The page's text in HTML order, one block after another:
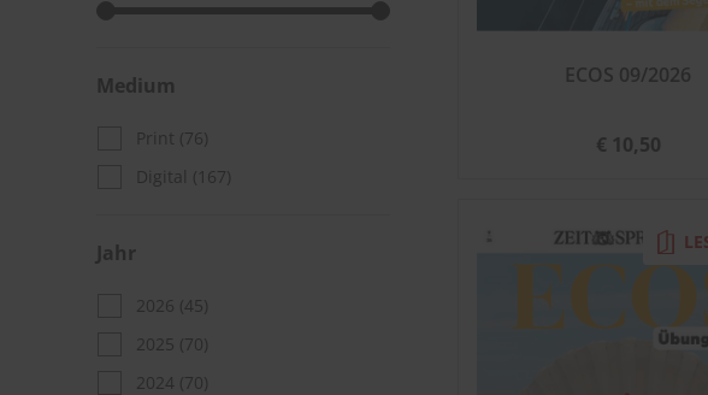
Medium
Print (76)
Digital (167)
Jahr
2026 (45)
2025 (70)
2024 (70)
ECOS 09/2026
€ 10,50